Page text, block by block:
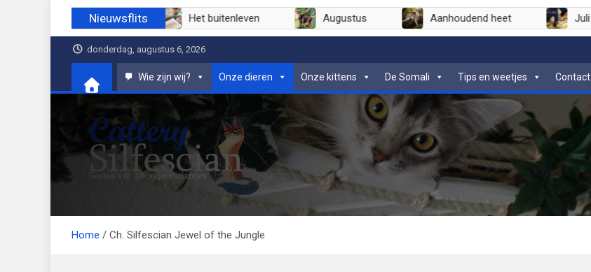
inhoud
NieuwsflitsJuni 2026 Het buitenleven Augustus Aanhoudend heet
donderdag, augustus 6, 2026
Wie zijn wij? Onze dieren Onze kittens De Somali Tips en weetjes Contact
Cattery Silfescian
Somali's en soms Abessijn-variantjes
Home Ch. Silfescian Jewel of the Jungle